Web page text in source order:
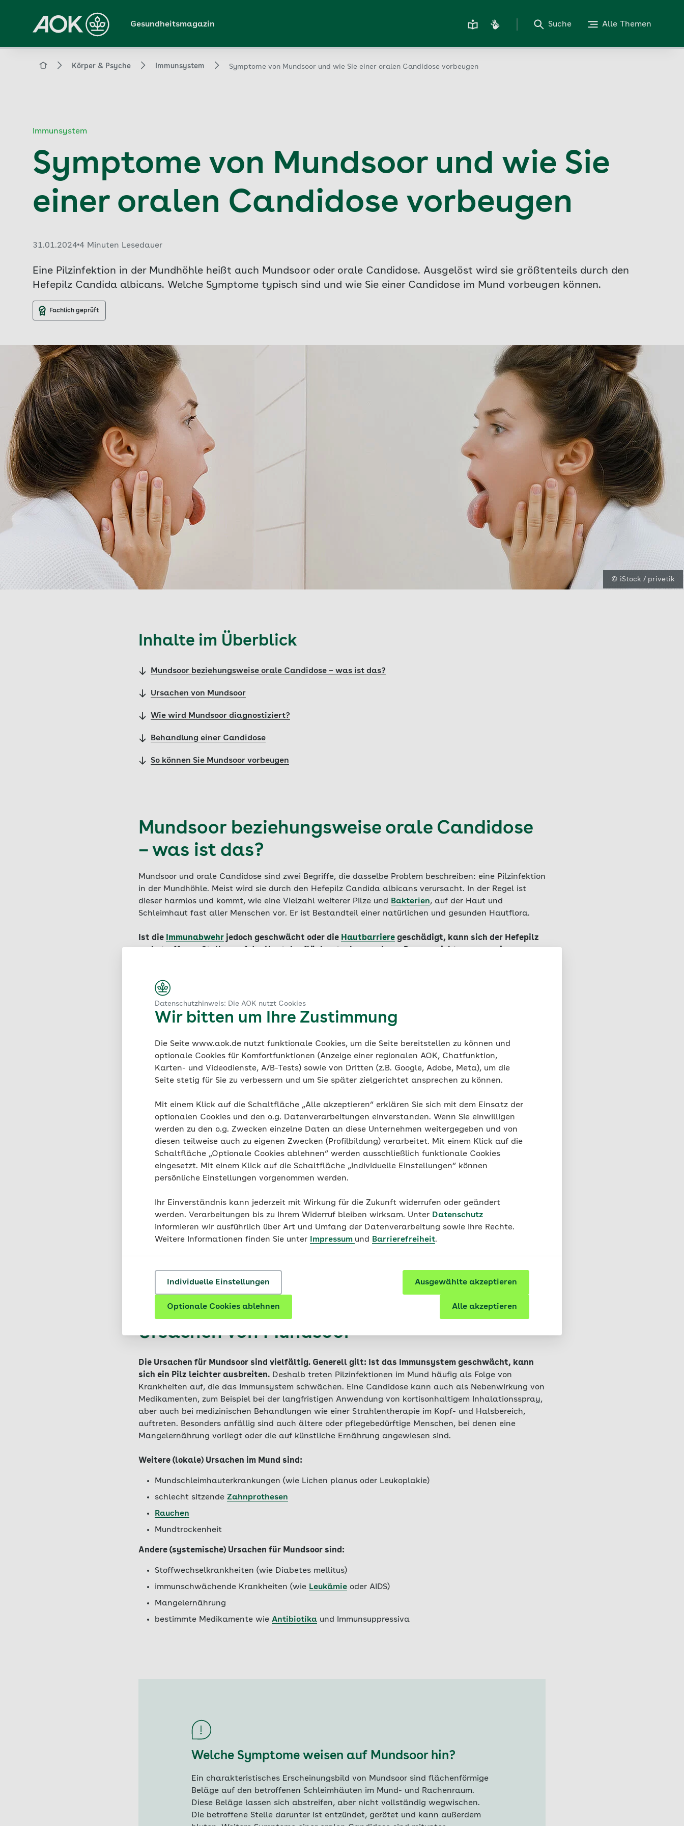
Datenschutzhinweis: Die AOK nutzt Cookies
Wir bitten um Ihre Zustimmung
Die Seite www.aok.de nutzt funktionale Cookies, um die Seite bereitstellen zu können und
optionale Cookies für Komfortfunktionen (Anzeige einer regionalen AOK, Chatfunktion,
Karten- und Videodienste, A/B-Tests) sowie von Dritten (z.B. Google, Adobe, Meta), um die
Seite stetig für Sie zu verbessern und um Sie später zielgerichtet ansprechen zu können.
Mit einem Klick auf die Schaltfläche „Alle akzeptieren“ erklären Sie sich mit dem Einsatz der
optionalen Cookies und den o.g. Datenverarbeitungen einverstanden. Wenn Sie einwilligen
werden zu den o.g. Zwecken einzelne Daten an diese Unternehmen weitergegeben und von
diesen teilweise auch zu eigenen Zwecken (Profilbildung) verarbeitet. Mit einem Klick auf die
Schaltfläche „Optionale Cookies ablehnen“ werden ausschließlich funktionale Cookies
eingesetzt. Mit einem Klick auf die Schaltfläche „Individuelle Einstellungen“ können
persönliche Einstellungen vorgenommen werden.
Ihr Einverständnis kann jederzeit mit Wirkung für die Zukunft widerrufen oder geändert
werden. Verarbeitungen bis zu Ihrem Widerruf bleiben wirksam. Unter Datenschutz
informieren wir ausführlich über Art und Umfang der Datenverarbeitung sowie Ihre Rechte.
Weitere Informationen finden Sie unter
Impressum und Barrierefreiheit.
Individuelle Einstellungen Ausgewählte akzeptieren
Optionale Cookies ablehnen Alle akzeptieren
Hauptinhalt
springen
Gesundheitsmagazin Suche Alle Themen
Magazin Körper & Psyche Immunsystem Symptome von Mundsoor und wie Sie einer oralen Candidose vorbeugen
Immunsystem
Symptome von Mundsoor und wie Sie
einer oralen Candidose vorbeugen
Veröffentlicht am:
31.01.2024 4 Minuten Lesedauer
Eine Pilzinfektion in der Mundhöhle heißt auch Mundsoor oder orale Candidose. Ausgelöst wird sie größtenteils durch den
Hefepilz Candida albicans. Welche Symptome typisch sind und wie Sie einer Candidose im Mund vorbeugen können.
Fachlich geprüft
© iStock / privetik
Inhalte im Überblick
Mundsoor beziehungsweise orale Candidose – was ist das?
Ursachen von Mundsoor
Wie wird Mundsoor diagnostiziert?
Behandlung einer Candidose
So können Sie Mundsoor vorbeugen
Mundsoor beziehungsweise orale Candidose
– was ist das?
Mundsoor und orale Candidose sind zwei Begriffe, die dasselbe Problem beschreiben: eine Pilzinfektion
in der Mundhöhle. Meist wird sie durch den Hefepilz Candida albicans verursacht. In der Regel ist
dieser harmlos und kommt, wie eine Vielzahl weiterer Pilze und
Bakterien, auf der Haut und
Schleimhaut fast aller Menschen vor. Er ist Bestandteil einer natürlichen und gesunden Hautflora.
Ist die Immunabwehr jedoch geschwächt oder die Hautbarriere geschädigt, kann sich der Hefepilz
Scheidenpilz
der Mundhöhle sehr unangenehm sein und sich negativ auf die Lebensqualität der Betroffenen
auswirken.
Passende Artikel zum Thema
Was hilft gegen einen wunden Babypo?
Entspannung
Immunsystem stärken durch Abhärtung?
Ursachen von Mundsoor
Die Ursachen für Mundsoor sind vielfältig. Generell gilt: Ist das Immunsystem geschwächt, kann
sich ein Pilz leichter ausbreiten. Deshalb treten Pilzinfektionen im Mund häufig als Folge von
Krankheiten auf, die das Immunsystem schwächen. Eine Candidose kann auch als Nebenwirkung von
Medikamenten, zum Beispiel bei der langfristigen Anwendung von kortisonhaltigem Inhalationsspray,
aber auch bei medizinischen Behandlungen wie einer Strahlentherapie im Kopf- und Halsbereich,
auftreten. Besonders anfällig sind auch ältere oder pflegebedürftige Menschen, bei denen eine
Mangelernährung vorliegt oder die auf künstliche Ernährung angewiesen sind.
Weitere (lokale) Ursachen im Mund sind:
Mundschleimhauterkrankungen (wie Lichen planus oder Leukoplakie)
schlecht sitzende Zahnprothesen
Rauchen
Mundtrockenheit
Andere (systemische) Ursachen für Mundsoor sind:
Stoffwechselkrankheiten (wie Diabetes mellitus)
immunschwächende Krankheiten (wie Leukämie oder AIDS)
Mangelernährung
bestimmte Medikamente wie Antibiotika und Immunsuppressiva
Welche Symptome weisen auf Mundsoor hin?
Ein charakteristisches Erscheinungsbild von Mundsoor sind flächenförmige
Beläge auf den betroffenen Schleimhäuten im Mund- und Rachenraum.
Diese Beläge lassen sich abstreifen, aber nicht vollständig wegwischen.
Die betroffene Stelle darunter ist entzündet, gerötet und kann außerdem